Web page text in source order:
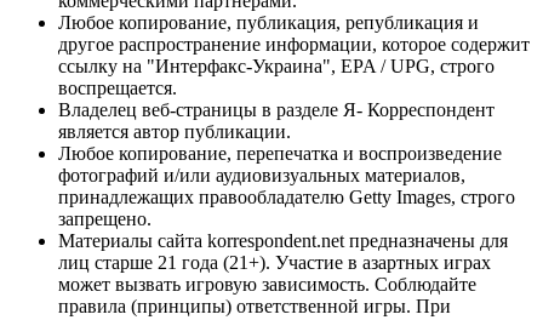
Любое копирование, публикация, републикация и
другое распространение информации, которое содержит
ссылку на "Интерфакс-Украина", EPA / UPG, строго
воспрещается.
Владелец веб-страницы в разделе Я- Корреспондент
является автор публикации.
Любое копирование, перепечатка и воспроизведение
фотографий и/или аудиовизуальных материалов,
принадлежащих правообладателю Getty Images, строго
запрещено.
Материалы сайта korrespondent.net предназначены для
лиц старше 21 года (21+). Участие в азартных играх
может вызвать игровую зависимость. Соблюдайте
правила (принципы) ответственной игры. При